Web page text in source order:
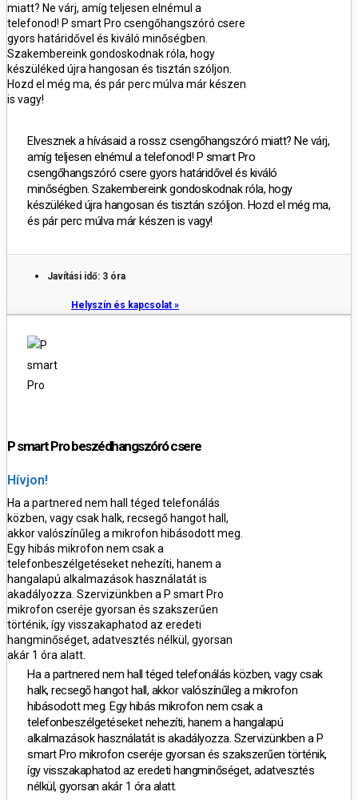
miatt? Ne várj, amíg teljesen elnémul a
telefonod! P smart Pro csengőhangszóró csere
gyors határidővel és kiváló minőségben.
Szakembereink gondoskodnak róla, hogy
készüléked újra hangosan és tisztán szóljon.
Hozd el még ma, és pár perc múlva már készen
is vagy!
Elvesznek a hívásaid a rossz csengőhangszóró miatt? Ne várj,
amíg teljesen elnémul a telefonod! P smart Pro
csengőhangszóró csere gyors határidővel és kiváló
minőségben. Szakembereink gondoskodnak róla, hogy
készüléked újra hangosan és tisztán szóljon. Hozd el még ma,
és pár perc múlva már készen is vagy!
Javítási idő: 3 óra
Helyszín és kapcsolat »
P smart Pro beszédhangszóró csere
Hívjon!
Ha a partnered nem hall téged telefonálás
közben, vagy csak halk, recsegő hangot hall,
akkor valószínűleg a mikrofon hibásodott meg.
Egy hibás mikrofon nem csak a
telefonbeszélgetéseket nehezíti, hanem a
hangalapú alkalmazások használatát is
akadályozza. Szervizünkben a P smart Pro
mikrofon cseréje gyorsan és szakszerűen
történik, így visszakaphatod az eredeti
hangminőséget, adatvesztés nélkül, gyorsan
akár 1 óra alatt.
Ha a partnered nem hall téged telefonálás közben, vagy csak
halk, recsegő hangot hall, akkor valószínűleg a mikrofon
hibásodott meg. Egy hibás mikrofon nem csak a
telefonbeszélgetéseket nehezíti, hanem a hangalapú
alkalmazások használatát is akadályozza. Szervizünkben a P
smart Pro mikrofon cseréje gyorsan és szakszerűen történik,
így visszakaphatod az eredeti hangminőséget, adatvesztés
nélkül, gyorsan akár 1 óra alatt.